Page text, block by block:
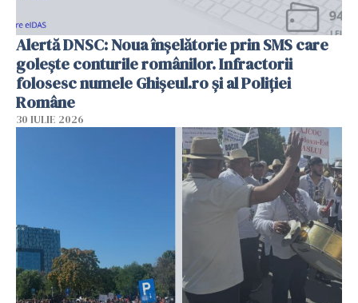
Alertă DNSC: Noua înșelătorie prin SMS care
golește conturile românilor. Infractorii
folosesc numele Ghișeul.ro și al Poliției
Române
30 IULIE 2026